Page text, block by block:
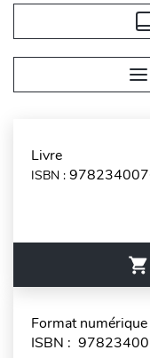
Livre
ISBN :
Format numérique
ISBN :